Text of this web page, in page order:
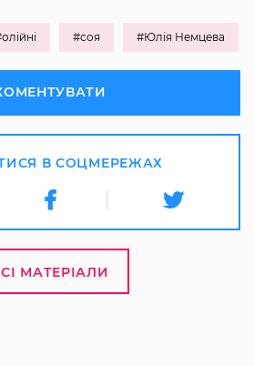
#соя #Юлія Немцева
В СОЦМЕРЕЖАХ
МАТЕРІАЛИ